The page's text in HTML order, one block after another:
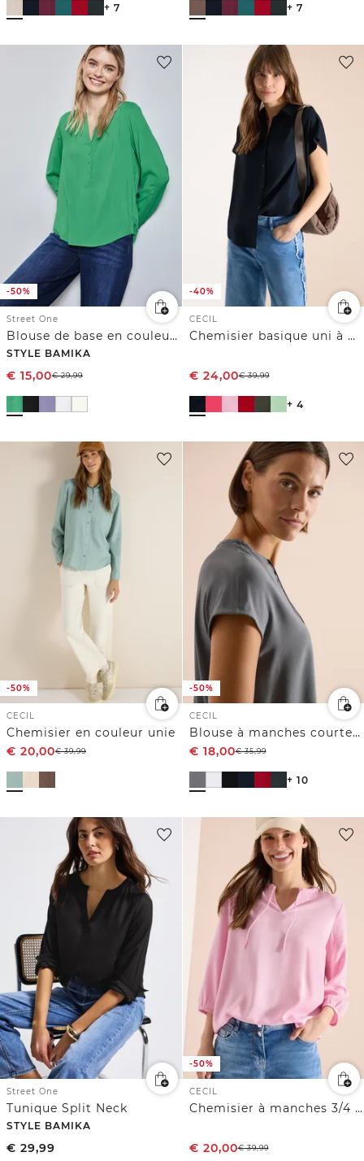
+ 7 + 7
-50%
Street One
Blouse de base en couleur unie
STYLE BAMIKA
€ 15,00€29,99
-40%
CECIL
Chemisier basique uni à manches courtes
€ 24,00€39,99
+ 4
-50%
CECIL
Chemisier en couleur unie
€ 20,00€39,99
-50%
CECIL
Blouse à manches courtes avec mélange de structures
€ 18,00€35,99
+ 10
Street One
Tunique Split Neck
STYLE BAMIKA
€ 29,99
-50%
CECIL
Chemisier à manches 3/4 avec col fendu
€ 20,00€39,99